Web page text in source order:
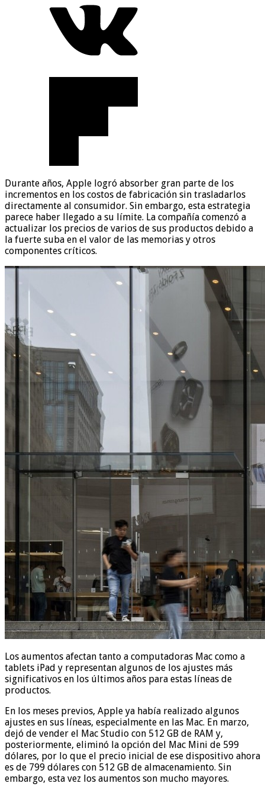
Durante años, Apple logró absorber gran parte de los
incrementos en los costos de fabricación sin trasladarlos
directamente al consumidor. Sin embargo, esta estrategia
parece haber llegado a su límite. La compañía comenzó a
actualizar los precios de varios de sus productos debido a
la fuerte suba en el valor de las memorias y otros
componentes críticos.
Los aumentos afectan tanto a computadoras Mac como a
tablets iPad y representan algunos de los ajustes más
significativos en los últimos años para estas líneas de
productos.
En los meses previos, Apple ya había realizado algunos
ajustes en sus líneas, especialmente en las Mac. En marzo,
dejó de vender el Mac Studio con 512 GB de RAM y,
posteriormente, eliminó la opción del Mac Mini de 599
dólares, por lo que el precio inicial de ese dispositivo ahora
es de 799 dólares con 512 GB de almacenamiento. Sin
embargo, esta vez los aumentos son mucho mayores.